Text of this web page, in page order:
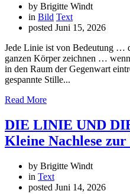
by Brigitte Windt
in Bild Text
posted Juni 15, 2026
Jede Linie ist von Bedeutung …
ganzen Körper zeichnen …
in den Raum der Gegenwart
gespannte Stille...
Read More
DIE LINIE UND
Kleine Nachlese zur
by Brigitte Windt
in Text
posted Juni 14, 2026